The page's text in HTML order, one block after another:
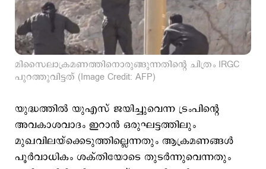
മിസൈലാക്രമണത്തിനൊരുങ്ങുന്നതിന്‍റെ ചിത്രം IRGC
പുറത്തുവിട്ടത് (Image Credit: AFP)
യുദ്ധത്തില്‍ യുഎസ് ജയിച്ചുവെന്ന ട്രംപിന്‍റെ
അവകാശവാദം ഇറാന്‍ ഒരുഘട്ടത്തിലും
മുഖവിലയ്ക്കെടുത്തില്ലെന്നതും ആക്രമണങ്ങള്‍
പൂര്‍വാധികം ശക്തിയോടെ തുടര്‍ന്നുവെന്നതും